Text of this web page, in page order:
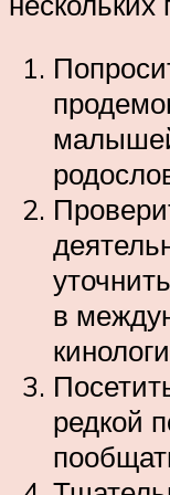
в
редкой